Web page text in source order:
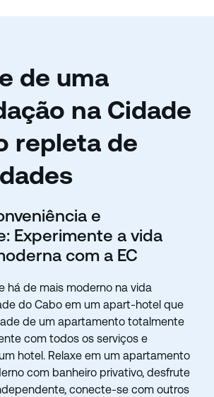
de uma
na Cidade
repleta de
e
Experimente a vida
com a EC
há de mais moderno na vida
do Cabo em um apart-hotel que
de um apartamento totalmente
com todos os serviços e
hotel. Relaxe em um apartamento
com banheiro privativo, desfrute
conecte-se com outros